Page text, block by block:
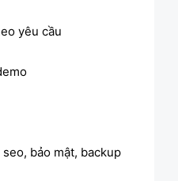
yêu cầu
bảo mật, backup